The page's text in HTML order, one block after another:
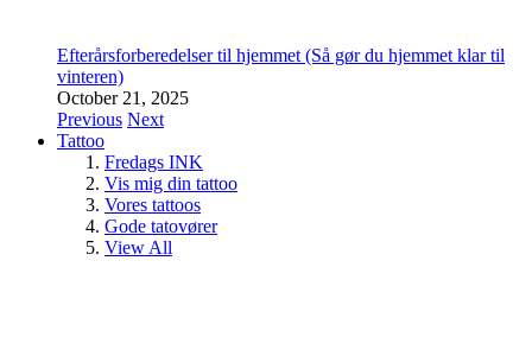
Efterårsforberedelser til hjemmet (Så gør du hjemmet klar til
vinteren)
October 21, 2025
Previous Next
Tattoo
Fredags INK
Vis mig din tattoo
Vores tattoos
Gode tatovører
View All